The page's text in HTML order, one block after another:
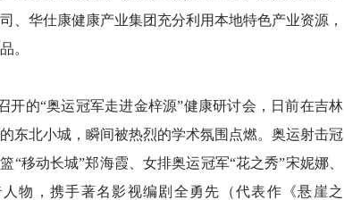
、华仕康健康产业集团充分利用本地特色产业资源，
。
开的“奥运冠军走进金梓源”健康研讨会，日前在吉林
东北小城，瞬间被热烈的学术氛围点燃。奥运射击冠
“移动长城”郑海霞、女排奥运冠军“花之秀”宋妮娜、
物，携手著名影视编剧全勇先（代表作《悬崖之